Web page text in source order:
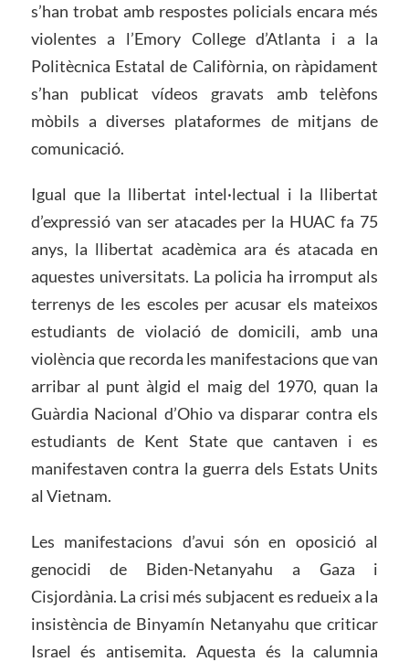
s’han trobat amb respostes policials encara més
violentes a l’Emory College d’Atlanta i a la
Politècnica Estatal de Califòrnia, on ràpidament
s’han publicat vídeos gravats amb telèfons
mòbils a diverses plataformes de mitjans de
comunicació.
Igual que la llibertat intel·lectual i la llibertat
d’expressió van ser atacades per la HUAC fa 75
anys, la llibertat acadèmica ara és atacada en
aquestes universitats. La policia ha irromput als
terrenys de les escoles per acusar els mateixos
estudiants de violació de domicili, amb una
violència que recorda les manifestacions que van
arribar al punt àlgid el maig del 1970, quan la
Guàrdia Nacional d’Ohio va disparar contra els
estudiants de Kent State que cantaven i es
manifestaven contra la guerra dels Estats Units
al Vietnam.
Les manifestacions d’avui són en oposició al
genocidi de Biden-Netanyahu a Gaza i
Cisjordània. La crisi més subjacent es redueix a la
insistència de Binyamín Netanyahu que criticar
Israel és antisemita. Aquesta és la calumnia